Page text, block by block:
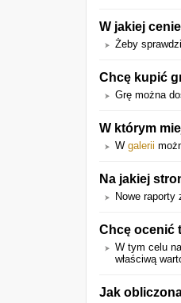
W jakiej
Żeby
Chcę kupić
Grę można
W którym
W galerii
Na jakiej
Nowe raporty
Chcę ocenić
W tym celu
właściwą
Jak